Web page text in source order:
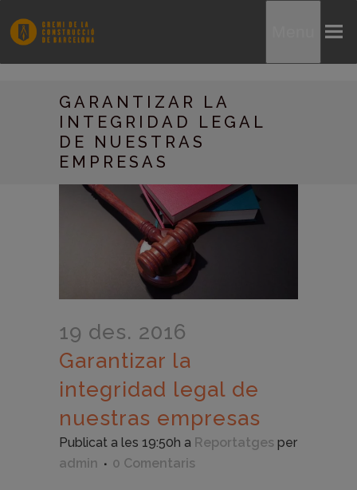
GARANTIZAR LA
INTEGRIDAD LEGAL
DE NUESTRAS
EMPRESAS
19 des. 2016
Garantizar la
integridad legal de
nuestras empresas
Publicat a les 19:50h a Reportatges per
admin
0 Comentaris